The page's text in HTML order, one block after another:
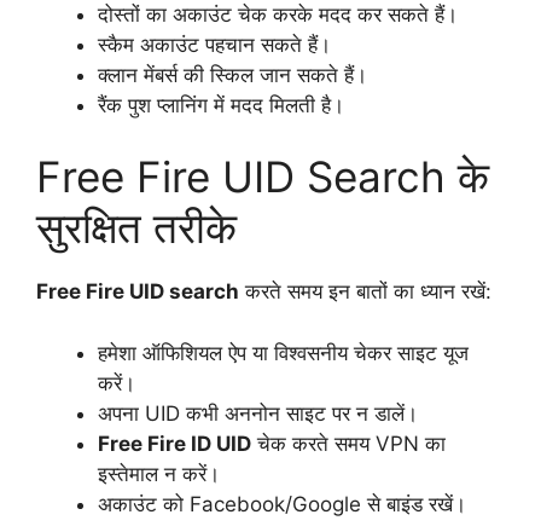
दोस्तों का अकाउंट चेक करके मदद कर सकते हैं।
स्कैम अकाउंट पहचान सकते हैं।
क्लान मेंबर्स की स्किल जान सकते हैं।
रैंक पुश प्लानिंग में मदद मिलती है।
Free Fire UID Search के
सुरक्षित तरीके
Free Fire UID search करते समय इन बातों का ध्यान रखें:
हमेशा ऑफिशियल ऐप या विश्वसनीय चेकर साइट यूज
करें।
अपना UID कभी अननोन साइट पर न डालें।
Free Fire ID UID चेक करते समय VPN का
इस्तेमाल न करें।
अकाउंट को Facebook/Google से बाइंड रखें।